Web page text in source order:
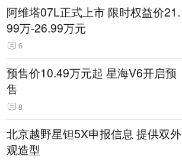
阿维塔07L正式上市 限时权益价21.
99万-26.99万元
6
预售价10.49万元起 星海V6开启预
售
8
北京越野星钽5X申报信息 提供双外
观造型